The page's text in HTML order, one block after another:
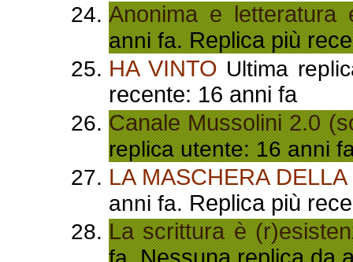
Anonima e letteratura
anni fa. Replica più
HA VINTO Ultima
recente: 16 anni fa
Canale Mussolini 2.0
replica utente: 16 anni
LA MASCHERA
anni fa. Replica più
La scrittura è